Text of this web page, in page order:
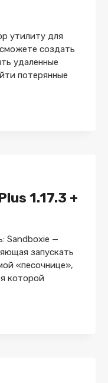
утилиту для
создать
удаленные
потерянные
1.17.3 +
Sandboxie —
запускать
«песочнице»,
которой